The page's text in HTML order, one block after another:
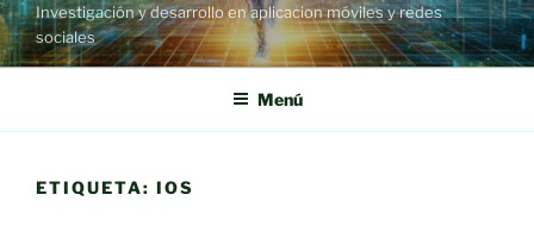
Investigación y desarrollo en aplicacion móviles y redes
sociales
Menú
ETIQUETA: IOS